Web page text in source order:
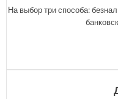
На выбор три способа: